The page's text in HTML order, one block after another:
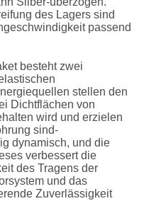
des Lagers sind
passend
besteht zwei
stellen den
Dichtflächen von
wird und erzielen
sind-
dynamisch, und die
verbessert die
des Tragens der
und das
Zuverlässigkeit